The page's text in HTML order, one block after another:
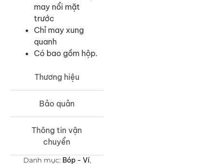
Thương hiệu
Bảo quản
Thông tin vận
chuyển
may nổi mặt
trước
Chỉ may xung
quanh
Có bao gồm hộp.
Danh mục: Bóp - Ví,